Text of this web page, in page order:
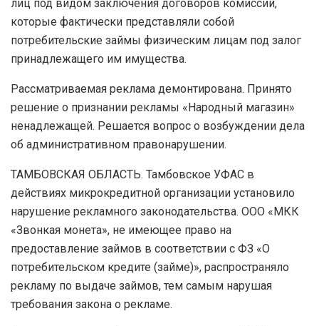
лиц под видом заключения договоров комиссии,
которые фактически представляли собой
потребительские займы физическим лицам под залог
принадлежащего им имущества.
Рассматриваемая реклама демонтирована. Принято
решение о признании рекламы «Народный магазин»
ненадлежащей. Решается вопрос о возбуждении дела
об административном правонарушении.
ТАМБОВСКАЯ ОБЛАСТЬ. Тамбовское УФАС в
действиях микрокредитной организации установило
нарушение рекламного законодательства. ООО «МКК
«Звонкая монета», не имеющее право на
предоставление займов в соответствии с ФЗ «О
потребительском кредите (займе)», распространяло
рекламу по выдаче займов, тем самым нарушая
требования закона о рекламе.